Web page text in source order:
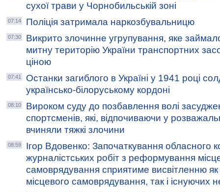
сухої трави у Чорнобильській зоні
07:14 Поліція затримала наркозбувальницю
07:30
Викрито злочинне угрупування, яке
митну територію України транспортних
ціною
07:41
Останки загиблого в Україні у 1941 році
українсько-білоруському кордоні
08:10
Вироком суду до позбавлення волі
спортсменів, які, відпочиваючи у
вчиняли тяжкі злочини
08:59
Ігор Вдовенко: Започаткування обласного
журналістських робіт з реформування
самоврядування сприятиме висвітленню
місцевого самоврядування, так і існуючих